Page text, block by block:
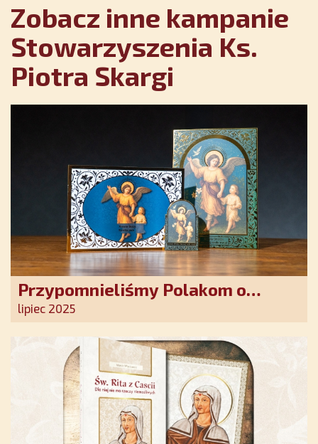
Zobacz inne kampanie
Stowarzyszenia Ks.
Piotra Skargi
Przypomnieliśmy Polakom o
obecności Anioła Stróża!
lipiec 2025